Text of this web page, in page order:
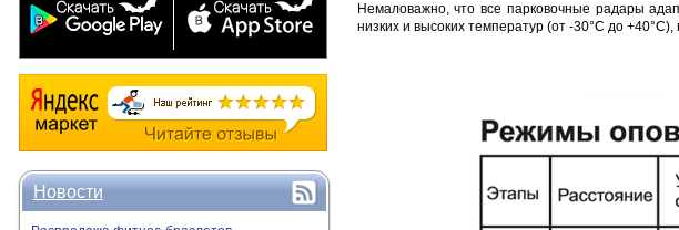
Новости
Немаловажно, что все парковочные радары
низких и высоких температур (от -30°C до